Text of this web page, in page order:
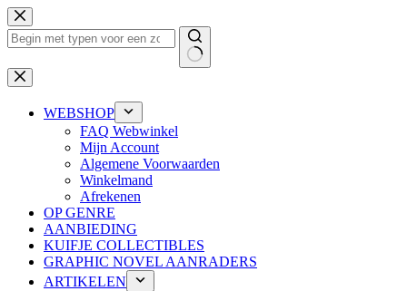
Ga
naar
de
Geen
resultaten
WEBSHOP
FAQ Webwinkel
Mijn Account
Algemene Voorwaarden
Winkelmand
Afrekenen
OP GENRE
AANBIEDING
KUIFJE COLLECTIBLES
GRAPHIC NOVEL AANRADERS
ARTIKELEN